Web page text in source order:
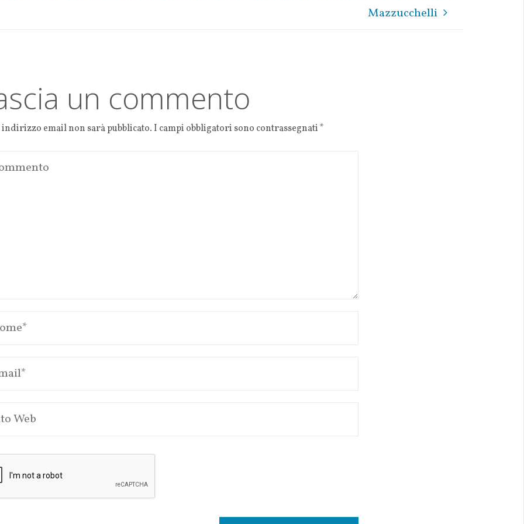
Mazzucchelli
un commento
email non sarà pubblicato.I campi obbligatori sono contrassegnati*